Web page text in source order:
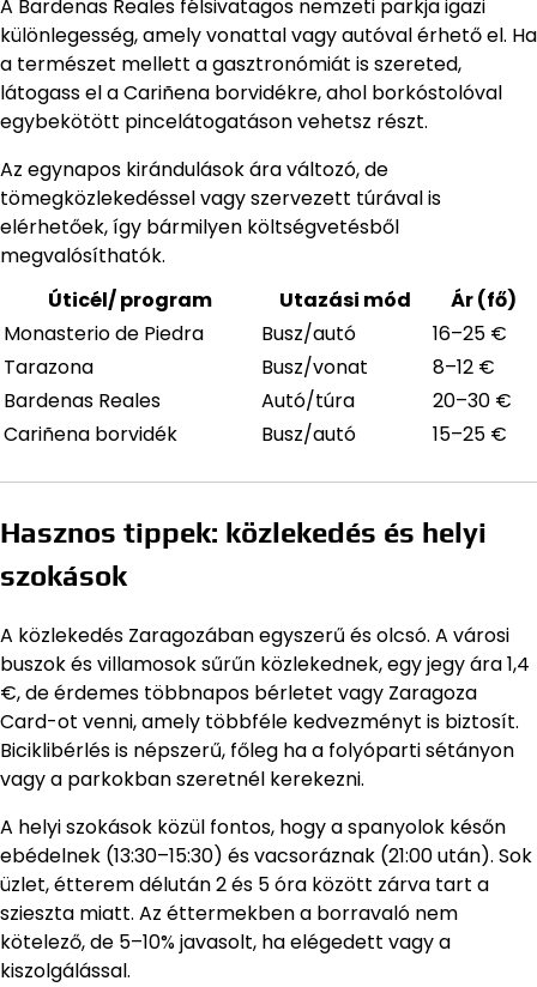
A Bardenas Reales félsivatagos nemzeti parkja igazi
különlegesség, amely vonattal vagy autóval érhető el. Ha
a természet mellett a gasztronómiát is szereted,
látogass el a Cariñena borvidékre, ahol borkóstolóval
egybekötött pincelátogatáson vehetsz részt.
Az egynapos kirándulások ára változó, de
tömegközlekedéssel vagy szervezett túrával is
elérhetőek, így bármilyen költségvetésből
megvalósíthatók.
Úticél/ program
Utazási mód
Ár (fő)
Monasterio de Piedra
Busz/autó
16–25 €
Tarazona
Busz/vonat
8–12 €
Bardenas Reales
Autó/túra
20–30 €
Cariñena borvidék
Busz/autó 15–25 €
Hasznos tippek: közlekedés és helyi
szokások
A közlekedés Zaragozában egyszerű és olcsó. A városi
buszok és villamosok sűrűn közlekednek, egy jegy ára 1,4
€, de érdemes többnapos bérletet vagy Zaragoza
Card-ot venni, amely többféle kedvezményt is biztosít.
Biciklibérlés is népszerű, főleg ha a folyóparti sétányon
vagy a parkokban szeretnél kerekezni.
A helyi szokások közül fontos, hogy a spanyolok későn
ebédelnek (13:30–15:30) és vacsoráznak (21:00 után). Sok
üzlet, étterem délután 2 és 5 óra között zárva tart a
szieszta miatt. Az éttermekben a borravaló nem
kötelező, de 5–10% javasolt, ha elégedett vagy a
kiszolgálással.